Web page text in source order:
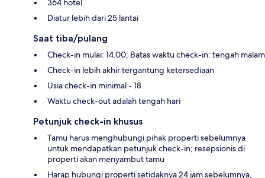
364 hotel
Diatur lebih dari 25 lantai
Saat tiba/pulang
Check-in mulai: 14.00; Batas waktu check-in: tengah malam
Check-in lebih akhir tergantung ketersediaan
Usia check-in minimal - 18
Waktu check-out adalah tengah hari
Petunjuk check-in khusus
Tamu harus menghubungi pihak properti sebelumnya
untuk mendapatkan petunjuk check-in; resepsionis di
properti akan menyambut tamu
Harap hubungi properti setidaknya 24 jam sebelumnya,